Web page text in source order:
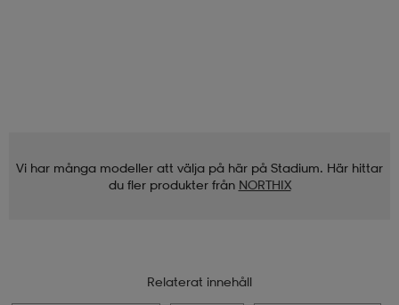
Vi har många modeller att välja på här på Stadium. Här hittar
du fler produkter från NORTHIX
Relaterat innehåll